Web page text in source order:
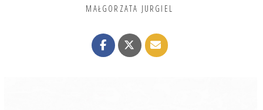
MAŁGORZATA JURGIEL